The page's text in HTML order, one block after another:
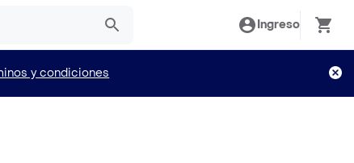
Ingreso
y condiciones